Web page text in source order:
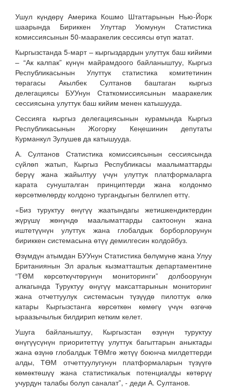
Ушул күндөрү Америка Кошмо Штаттарынын Нью-Йорк
шаарында Бириккен Улуттар Уюмунун Статистика
комиссиясынын 50-мааракелик сессиясы өтүп жатат.
Кыргызстанда 5-март – кыргыздардын улуттук баш кийими
– “Ак калпак” күнүн майрамдоого байланыштуу, Кыргыз
Республикасынын Улуттук статистика комитетинин
төрагасы Акылбек Султанов баштаган кыргыз
делегациясы БУУнун Статкомиссиясынын мааракелик
сессиясына улуттук баш кийим менен катышууда.
Сессияга кыргыз делегациясынын курамында Кыргыз
Республикасынын Жогорку Кеңешинин депутаты
Курманкул Зулушев да катышууда.
А. Султанов Статистика комиссиясынын сессиясында
сүйлөп жатып, Кыргыз Республикасы маалыматтарды
берүү жана жайылтуу үчүн улуттук платформаларга
карата сунушталган принциптерди жана колдонмо
көрсөтмөлөрдү колдоно тургандыгын белгилеп өттү.
«Биз туруктуу өнүгүү жаатындагы жетишкендиктердин
жүрүшү жөнүндө маалыматтарды сактоонун жана
иштетүүнүн улуттук жана глобалдык борборлорунун
бириккен системасына өтүү демилгесин колдойбуз.
Өзүмдүн атымдан БУУнун Статистика бөлүмүнө жана Улуу
Британиянын Эл аралык кызматташтык департаментине
“ТӨМ көрсөткүчтөрүнүн мониторинги” долбоорунун
алкагында Туруктуу өнүгүү максаттарынын мониторинг
жана отчеттуулук системасын түзүүдө пилоттук өлкө
катары Кыргызстанга көрсөткөн көмөгү үчүн өзгөчө
ыраазычылык билдирип кетким келет.
Ушуга байланыштуу, Кыргызстан өзүнүн туруктуу
өнүгүүсүнүн приоритеттүү улуттук багыттарын аныктады
жана өзүнө глобалдык ТӨМгө жетүү боюнча милдеттерди
алды, ТӨМ отчеттуулугунун платформаларын түзүүгө
көмөктөшүү жана статистикалык потенциалды көтөрүү
учурдун талабы болуп саналат”, - деди А. Султанов.